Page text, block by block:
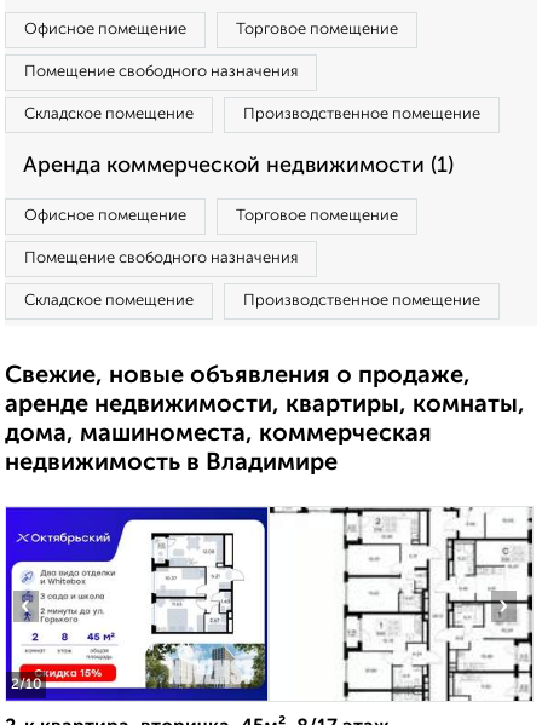
Офисное помещение Торговое помещение
Помещение свободного назначения
Складское помещение Производственное помещение
Аренда коммерческой недвижимости (1)
Офисное помещение Торговое помещение
Помещение свободного назначения
Складское помещение Производственное помещение
Свежие, новые объявления о продаже,
аренде недвижимости, квартиры, комнаты,
дома, машиноместа, коммерческая
недвижимость в Владимире
2/10
‹ ›